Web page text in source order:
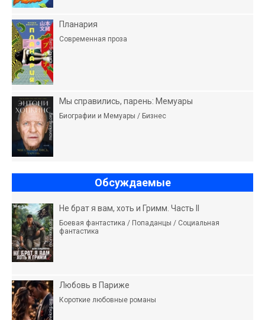
Планария
Современная проза
Мы справились, парень: Мемуары
Биографии и Мемуары / Бизнес
Обсуждаемые
Не брат я вам, хоть и Гримм. Часть II
Боевая фантастика / Попаданцы / Социальная
фантастика
Любовь в Париже
Короткие любовные романы